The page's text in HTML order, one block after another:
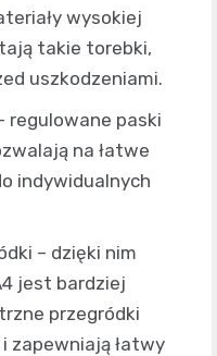
wysokiej
takie torebki,
uszkodzeniami.
regulowane paski
na łatwe
indywidualnych
– dzięki nim
jest bardziej
przegródki
zapewniają łatwy